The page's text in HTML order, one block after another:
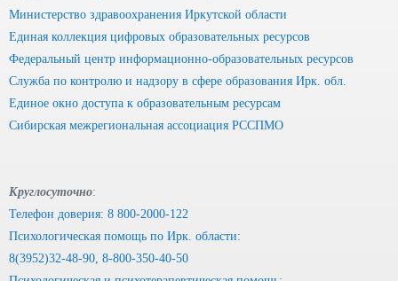
Министерство здравоохранения Иркутской области
Единая коллекция цифровых образовательных ресурсов
Федеральный центр информационно-образовательных ресурсов
Служба по контролю и надзору в сфере образования Ирк. обл.
Единое окно доступа к образовательным ресурсам
Сибирская межрегиональная ассоциация РССПМО
Круглосуточно:
Телефон доверия: 8 800-2000-122
Психологическая помощь по Ирк. области:
8(3952)32-48-90, 8-800-350-40-50